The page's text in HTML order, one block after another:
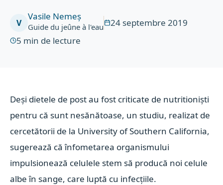
V
Vasile Nemeș
Guide du jeûne à l'eau
24 septembre 2019
5 min de lecture
Deși dietele de post au fost criticate de nutritioniști
pentru că sunt nesănătoase, un studiu, realizat de
cercetătorii de la University of Southern California,
sugerează că înfometarea organismului
impulsionează celulele stem să producă noi celule
albe în sange, care luptă cu infecțiile.